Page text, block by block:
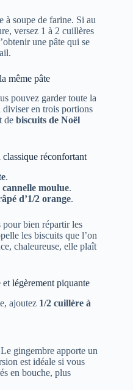
à soupe de farine. Si au
versez 1 à 2 cuillères
une pâte qui se
même pâte
pouvez garder toute la
diviser en trois portions
de biscuits de Noël
réconfortant
.
cannelle moulue.
d’1/2 orange.
pour bien répartir les
les biscuits que l’on
chaleureuse, elle plaît
légèrement piquante
ajoutez 1/2 cuillère à
gingembre apporte un
est idéale si vous
en bouche, plus